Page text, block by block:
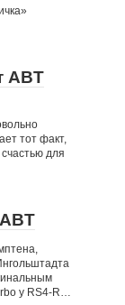
ABT
тот факт,
для
у RS4-R…